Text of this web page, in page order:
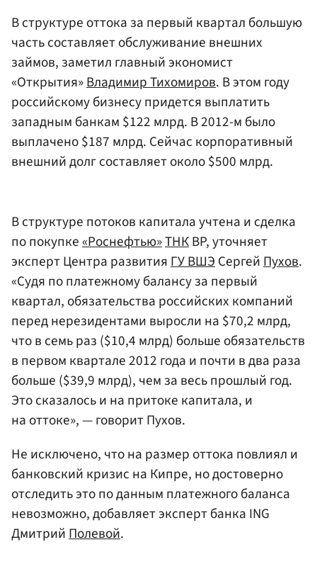
В структуре оттока за первый квартал большую
часть составляет обслуживание внешних
займов, заметил главный экономист
«Открытия»Владимир Тихомиров. В этом году
российскому бизнесу придется выплатить
западным банкам $122 млрд. В 2012-м было
выплачено $187 млрд. Сейчас корпоративный
внешний долг составляет около $500 млрд.
В структуре потоков капитала учтена и сделка
по покупке«Роснефтью»ТНКBP, уточняет
эксперт Центра развитияГУ ВШЭСергейПухов.
«Судя по платежному балансу за первый
квартал, обязательства российских компаний
перед нерезидентами выросли на $70,2 млрд,
что в семь раз ($10,4 млрд) больше обязательств
в первом квартале 2012 года и почти в два раза
больше ($39,9 млрд), чем за весь прошлый год.
Это сказалось и на притоке капитала, и
на оттоке», — говорит Пухов.
Не исключено, что на размер оттока повлиял и
банковский кризис на Кипре, но достоверно
отследить это по данным платежного баланса
невозможно, добавляет эксперт банка ING
Дмитрий Полевой.